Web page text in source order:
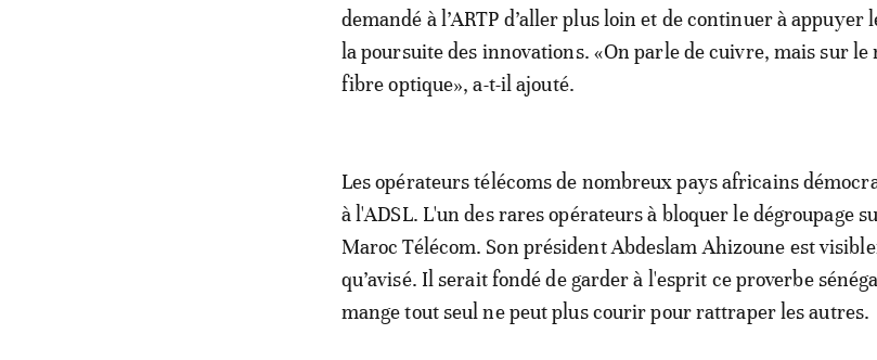
demandé à l’ARTP d’aller plus loin et de continuer à appuyer
la poursuite des innovations. «On parle de cuivre, mais sur le
fibre optique», a-t-il ajouté.
Les opérateurs télécoms de nombreux pays africains
à l'ADSL. L'un des rares opérateurs à bloquer le dégroupage
Maroc Télécom. Son président Abdeslam Ahizoune est
qu’avisé. Il serait fondé de garder à l'esprit ce proverbe
mange tout seul ne peut plus courir pour rattraper les autres.